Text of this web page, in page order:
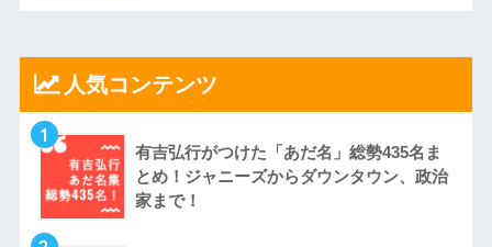
人気コンテンツ
1
有吉弘行がつけた「あだ名」総勢435名ま
とめ！ジャニーズからダウンタウン、政治
家まで！